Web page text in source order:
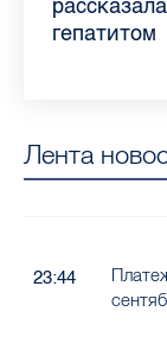
гепатитом
конкурс
главные
в жару
Лента
23:44